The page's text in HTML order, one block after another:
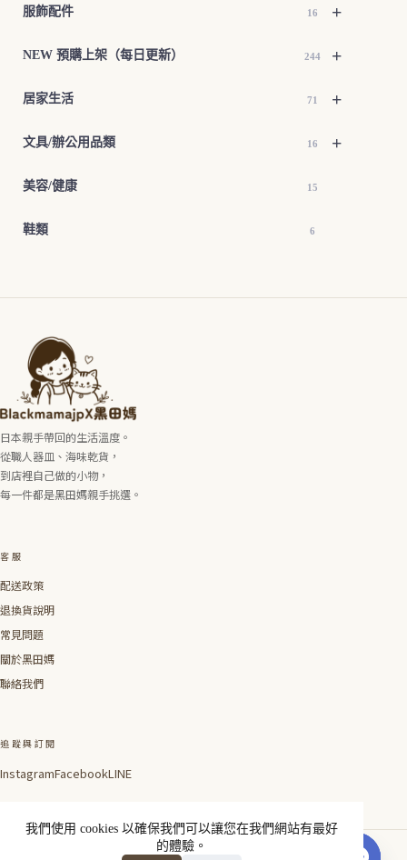
我們使用 cookies 以確保我們可以讓您在我們網站有最好
的體驗。
+
服飾配件 16
+
NEW 預購上架（每日更新） 244
+
居家生活 71
+
文具/辦公用品類 16
美容/健康 15
鞋類 6
日本親手帶回的生活溫度。
從職人器皿、海味乾貨，
到店裡自己做的小物，
每一件都是黑田媽親手挑選。
客服
配送政策
退換貨說明
常見問題
關於黑田媽
聯絡我們
追蹤與訂閱
InstagramFacebookLINE